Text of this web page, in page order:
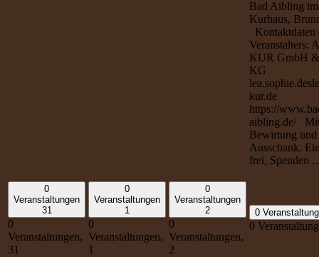
Bad Aibling im
Kurhaus,
Kontaktdaten
Veranstalters:
KUR GmbH
KG
kur.de
https://
aibling.de/
Bewirtung und
Ausschank.
frei, Spenden
0
Veranstaltungen
31
0
Veranstaltungen,
31
0
Veranstaltungen
1
0
Veranstaltungen,
1
0
Veranstaltungen
2
0
Veranstaltungen,
2
0
0